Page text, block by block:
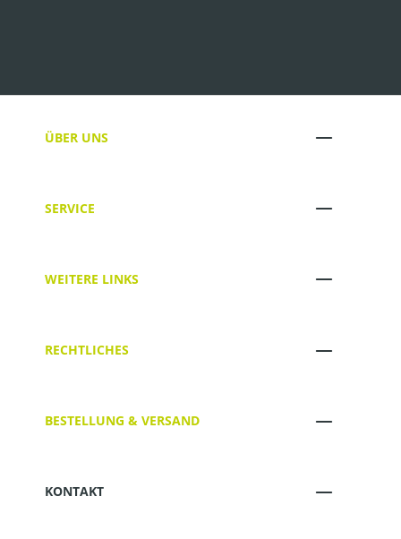
ÜBER UNS
SERVICE
WEITERE LINKS
RECHTLICHES
BESTELLUNG & VERSAND
KONTAKT